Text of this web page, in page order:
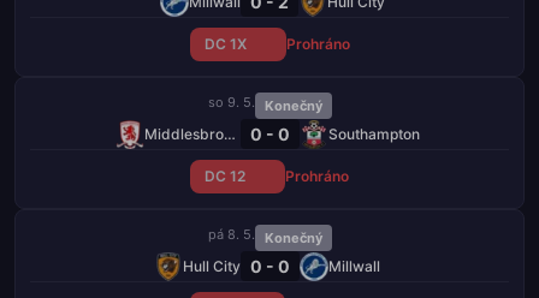
DC 1X Prohráno
so 9. 5. Konečný
Middlesbrough 0 - 0 Southampton
DC 12 Prohráno
pá 8. 5. Konečný
Hull City 0 - 0 Millwall